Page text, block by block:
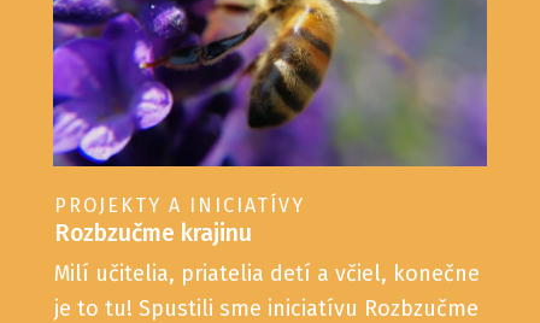
PROJEKTY A INICIATÍVY
Rozbzučme krajinu
Milí učitelia, priatelia detí a včiel, konečne
je to tu! Spustili sme iniciatívu Rozbzučme